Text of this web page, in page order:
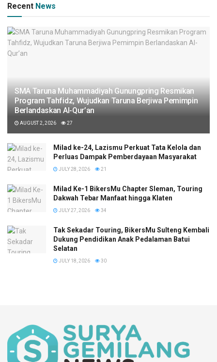
Recent News
SMA Taruna Muhammadiyah Gunungpring Resmikan
Program Tahfidz, Wujudkan Taruna Berjiwa Pemimpin
Berlandaskan Al-Qur’an
AUGUST 2, 2026 27
Milad ke-24, Lazismu Perkuat Tata Kelola dan
Perluas Dampak Pemberdayaan Masyarakat
JULY 28, 2026 21
Milad Ke-1 BikersMu Chapter Sleman, Touring
Dakwah Tebar Manfaat hingga Klaten
JULY 27, 2026 34
Tak Sekadar Touring, BikersMu Sulteng Kembali
Dukung Pendidikan Anak Pedalaman Batui
Selatan
JULY 18, 2026 30